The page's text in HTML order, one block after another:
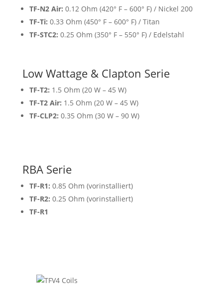
TF-N2 Air: 0.12 Ohm (420° F – 600° F) / Nickel 200
TF-Ti: 0.33 Ohm (450° F – 600° F) / Titan
TF-STC2: 0.25 Ohm (350° F – 550° F) / Edelstahl
Low Wattage & Clapton Serie
TF-T2: 1.5 Ohm (20 W – 45 W)
TF-T2 Air: 1.5 Ohm (20 W – 45 W)
TF-CLP2: 0.35 Ohm (30 W – 90 W)
RBA Serie
TF-R1: 0.85 Ohm (vorinstalliert)
TF-R2: 0.25 Ohm (vorinstalliert)
TF-R1